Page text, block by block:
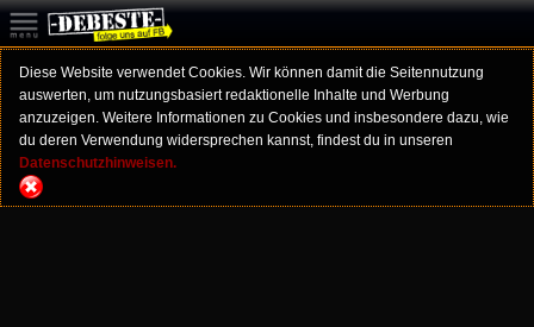
Diese Website verwendet Cookies. Wir können damit die Seitennutzung
auswerten, um nutzungsbasiert redaktionelle Inhalte und Werbung
anzuzeigen. Weitere Informationen zu Cookies und insbesondere dazu, wie
du deren Verwendung widersprechen kannst, findest du in unseren
Datenschutzhinweisen.